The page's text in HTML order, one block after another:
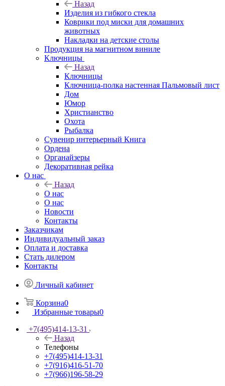
Назад
Изделия из гибкого стекла
Коврики под миски для домашних
животных
Накладки на детские столы
Продукция на магнитном виниле
Ключницы
Назад
Ключницы
Ключница-полка настенная Пальмовый лист
Дом
Юмор
Христианство
Охота
Рыбалка
Сувенир интерьерный Книга
Ордена
Органайзеры
Декоративная рейка
О нас
Назад
О нас
О нас
Новости
Контакты
Заказчикам
Индивидуальный заказ
Оплата и доставка
Стать дилером
Контакты
Личный кабинет
Корзина0
Избранные товары0
+7(495)414-13-31
Назад
Телефоны
+7(495)414-13-31
+7(916)416-51-70
+7(966)196-58-29